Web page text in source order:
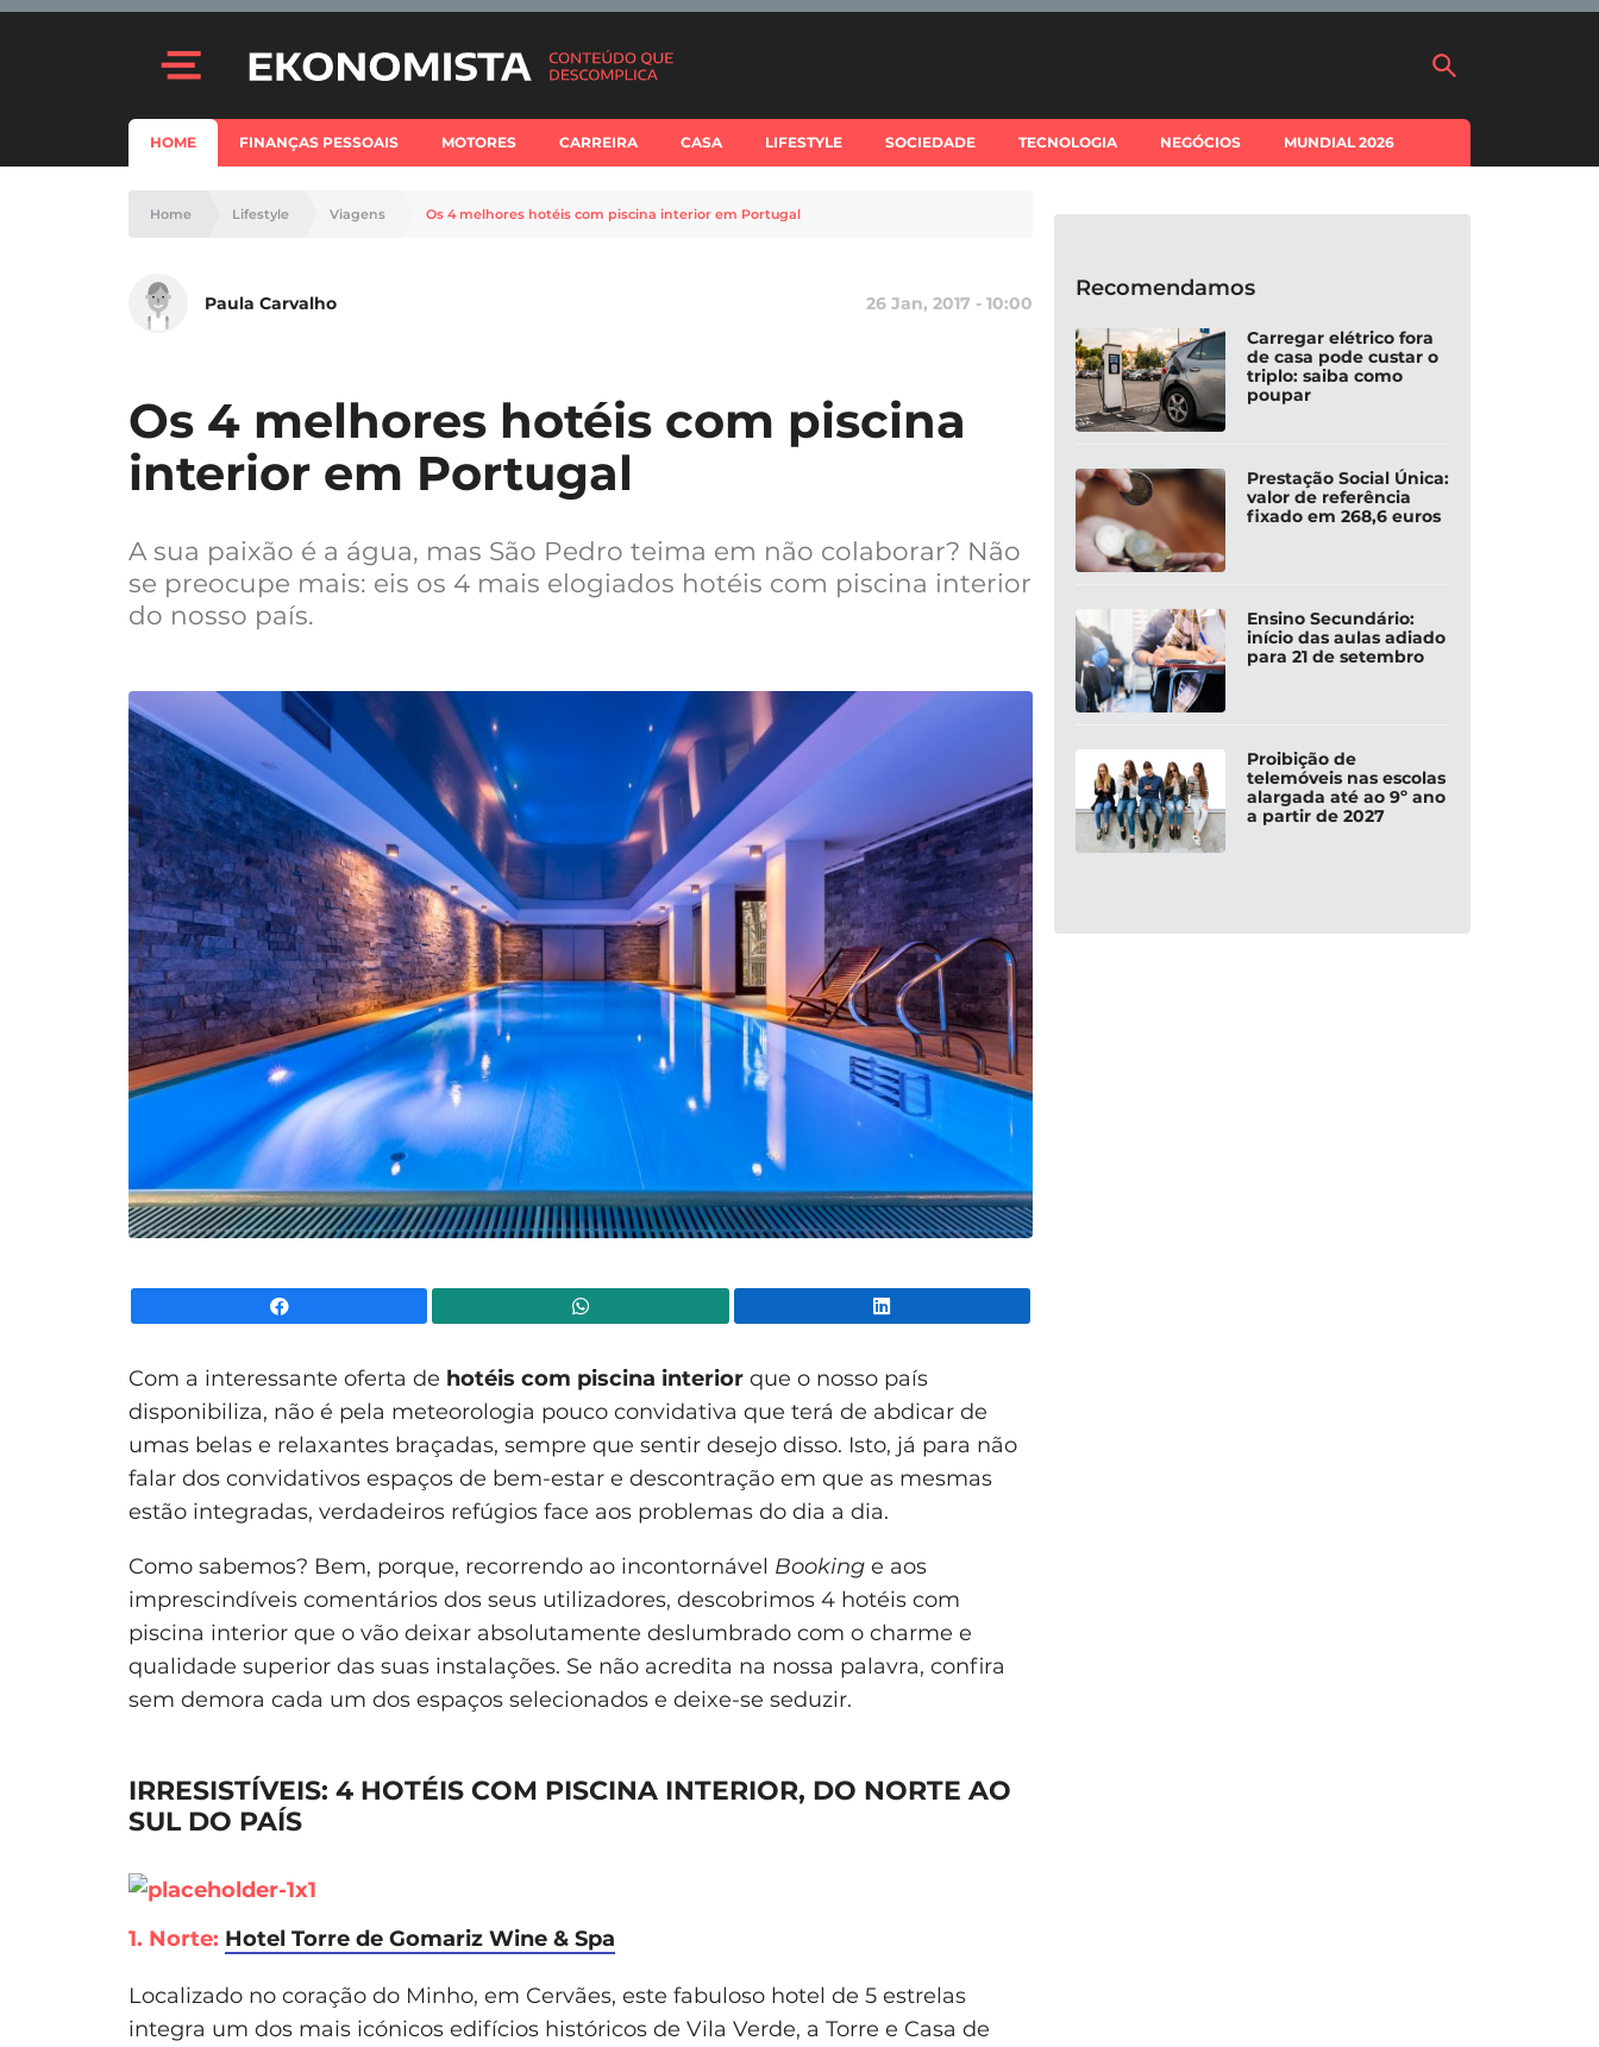
HOME FINANÇAS PESSOAIS MOTORES CARREIRA CASA LIFESTYLE SOCIEDADE TECNOLOGIA NEGÓCIOS MUNDIAL 2026
Home Lifestyle Viagens Os 4 melhores hotéis com piscina interior em Portugal
Paula Carvalho 26 Jan, 2017 - 10:00
Os 4 melhores hotéis com piscina
interior em Portugal
A sua paixão é a água, mas São Pedro teima em não colaborar? Não
se preocupe mais: eis os 4 mais elogiados hotéis com piscina interior
do nosso país.
Com a interessante oferta de hotéis com piscina interior que o nosso país
disponibiliza, não é pela meteorologia pouco convidativa que terá de abdicar de
umas belas e relaxantes braçadas, sempre que sentir desejo disso. Isto, já para não
falar dos convidativos espaços de bem-estar e descontração em que as mesmas
estão integradas, verdadeiros refúgios face aos problemas do dia a dia.
Como sabemos? Bem, porque, recorrendo ao incontornável Booking e aos
imprescindíveis comentários dos seus utilizadores, descobrimos 4 hotéis com
piscina interior que o vão deixar absolutamente deslumbrado com o charme e
qualidade superior das suas instalações. Se não acredita na nossa palavra, confira
sem demora cada um dos espaços selecionados e deixe-se seduzir.
IRRESISTÍVEIS: 4 HOTÉIS COM PISCINA INTERIOR, DO NORTE AO
SUL DO PAÍS
1. Norte: Hotel Torre de Gomariz Wine & Spa
Localizado no coração do Minho, em Cervães, este fabuloso hotel de 5 estrelas
integra um dos mais icónicos edifícios históricos de Vila Verde, a Torre e Casa de
Recomendamos
Carregar elétrico fora
de casa pode custar o
triplo: saiba como
poupar
Prestação Social Única:
valor de referência
fixado em 268,6 euros
Ensino Secundário:
início das aulas adiado
para 21 de setembro
Proibição de
telemóveis nas escolas
alargada até ao 9º ano
a partir de 2027